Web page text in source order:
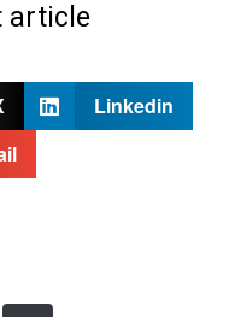
article
Linkedin